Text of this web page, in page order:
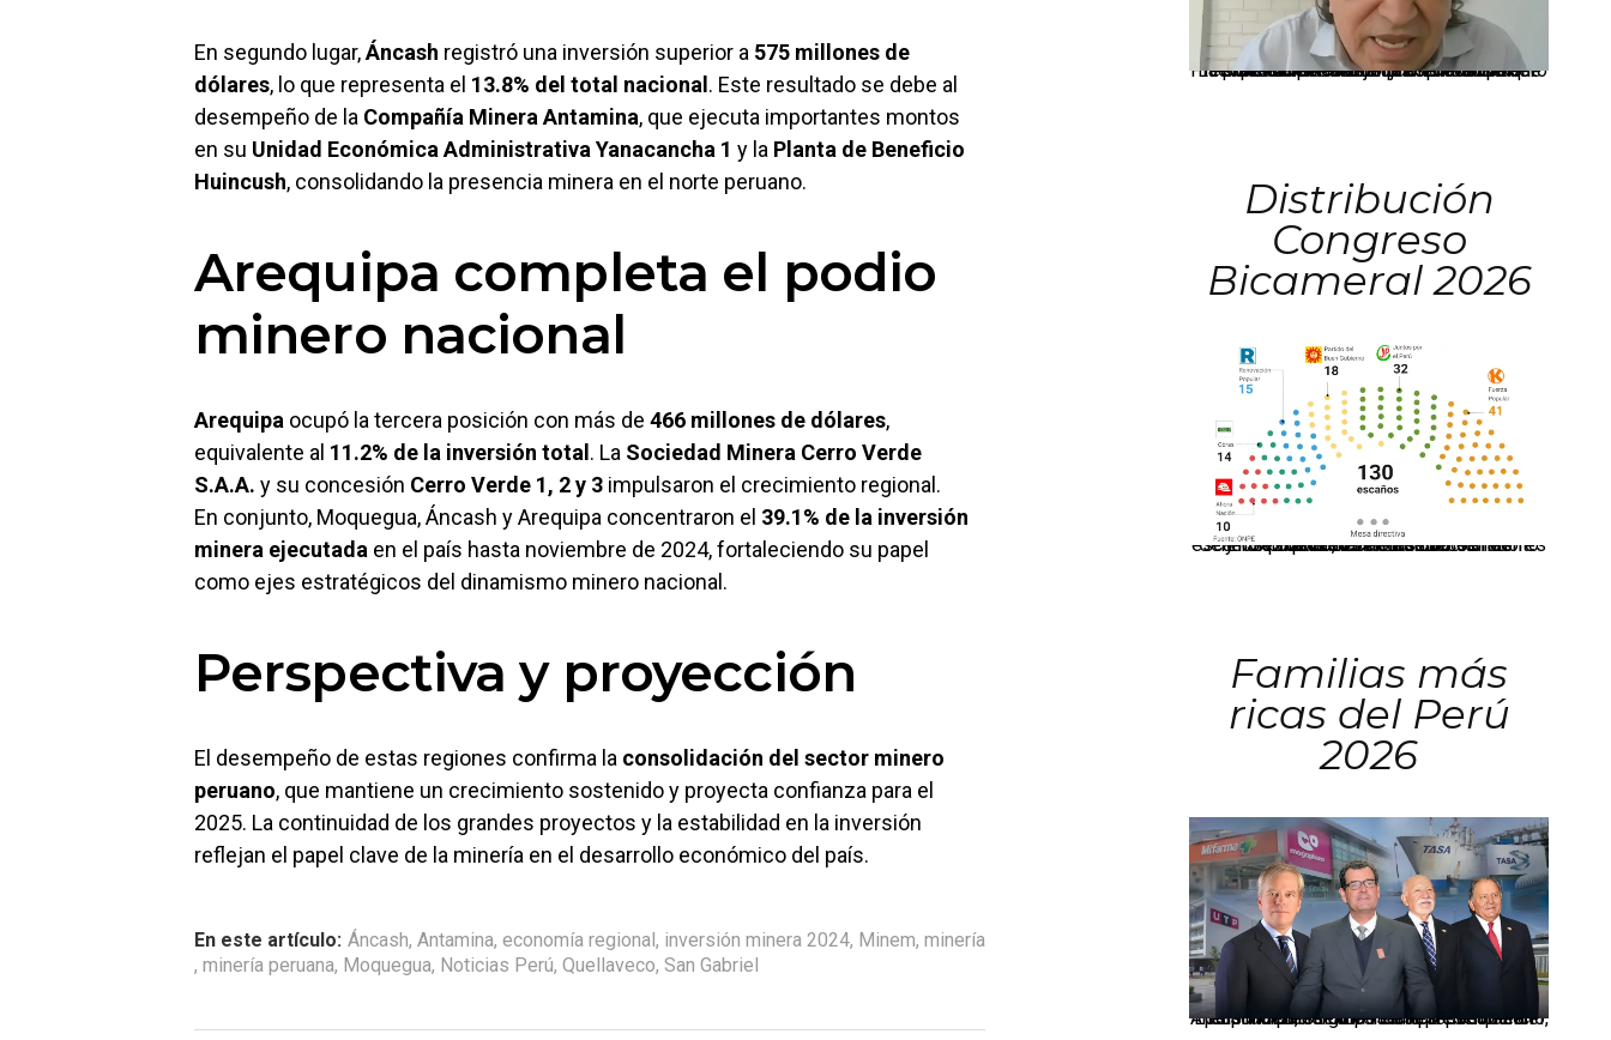
En segundo lugar,Áncash registró una inversión superior a 575 millones de
dólares, lo que representa el 13.8% del total nacional . Este resultado se debe al
desempeño de la Compañía Minera Antamina, que ejecuta importantes montos
en su Unidad Económica Administrativa Yanacancha 1 y la Planta de Beneficio
Huincush, consolidando la presencia minera en el norte peruano.
Arequipa completa el podio
minero nacional
Arequipa ocupó la tercera posición con más de 466 millones de dólares,
equivalente al 11.2% de la inversión total . La Sociedad Minera Cerro Verde
S.A.A. y su concesión Cerro Verde 1, 2 y 3 impulsaron el crecimiento regional.
En conjunto, Moquegua, Áncash y Arequipa concentraron el 39.1% de la inversión
minera ejecutada en el país hasta noviembre de 2024, fortaleciendo su papel
como ejes estratégicos del dinamismo minero nacional.
Perspectiva y proyección
El desempeño de estas regiones confirma la consolidación del sector minero
peruano, que mantiene un crecimiento sostenido y proyecta confianza para el
2025. La continuidad de los grandes proyectos y la estabilidad en la inversión
reflejan el papel clave de la minería en el desarrollo económico del país.
En este artículo: Áncash, Antamina, economía regional, inversión minera 2024, Minem, minería
, minería peruana, Moquegua, Noticias Perú, Quellaveco, San Gabriel
La presidenta Keiko Fujimori informó que la solicitud de indulto presentada por el expresidente Alejandro Toledo será evaluada por la Comisión de Gracias Presidenciales conforme al procedimiento establecido.
Distribución
Congreso
Bicameral 2026
El JNE oficializó la distribución de escaños para la elección de 60 senadores y 130 diputados en las Elecciones Generales 2026, tras el restablecimiento de la Bicameralidad.
Familias más
ricas del Perú
2026
Los principales grupos empresariales del país mantienen una fuerte presencia en Áncash mediante inversiones en comercio, educación, salud e industria pesquera.